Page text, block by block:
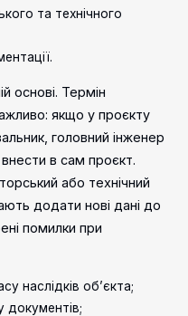
та технічного
основі. Термін
якщо у проєкту
головний інженер
в сам проєкт.
або технічний
додати нові дані до
помилки при
наслідків об’єкта;
документів;